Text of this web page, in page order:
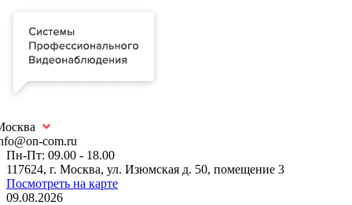
com.ru
Пн-Пт: 09.00 - 18.00
117624, г. Москва, ул. Изюмская д. 50, помещение 3
Посмотреть на карте
09.08.2026